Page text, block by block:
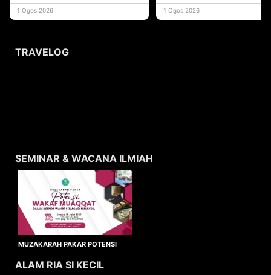
yang memberi ma
1 Ogos 2026
1 Ogos 2026
TRAVELOG
SEMINAR & WACANA ILMIAH
MUZAKARAH PAKAR POTENSI
ALAM RIA SI KECIL